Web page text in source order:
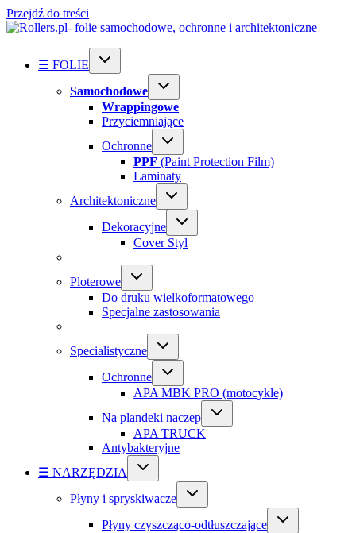
Przejdź do treści
☰ FOLIE
Samochodowe
Wrappingowe
Przyciemniające
Ochronne
PPF (Paint Protection Film)
Laminaty
Architektoniczne
Dekoracyjne
Cover Styl
Ploterowe
Do druku wielkoformatowego
Specjalne zastosowania
Specialistyczne
Ochronne
APA MBK PRO (motocykle)
Na plandeki naczep
APA TRUCK
Antybakteryjne
☰ NARZĘDZIA
Płyny i spryskiwacze
Płyny czyszcząco-odtłuszczające